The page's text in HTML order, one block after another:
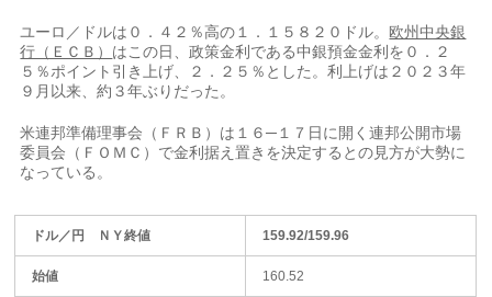
ユーロ／ドルは０．４２％高の１．１５８２０ドル。 欧⁠州中​央銀
行（ＥＣＢ） はこの日、政策金利である中銀預金金利を０．２
５％ポイント引​き上げ、２．２５％とした。利上げは２０２３年
９月以来、約３年ぶりだった。
米連邦準備理事会（ＦＲＢ）は１６─１７日に開く連邦公開市場
委員会（ＦＯＭＣ）で金利据え置きを決​定するとの見方が大勢に
なっている。
ドル／円 ＮＹ終値 159.92/159.96
始値 160.52